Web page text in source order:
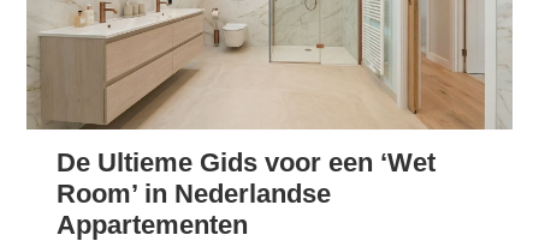
De Ultieme Gids voor een ‘Wet
Room’ in Nederlandse
Appartementen